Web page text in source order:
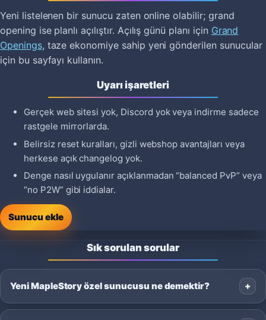
Yeni listelenen bir sunucu zaten online olabilir; grand
opening ise planlı açılıştır. Açılış günü planı için Grand
Openings, taze ekonomiye sahip yeni gönderilen sunucular
için bu sayfayı kullanın.
Uyarı işaretleri
Gerçek web sitesi yok, Discord yok veya indirme sadece
rastgele mirrorlarda.
Belirsiz reset kuralları, gizli webshop avantajları veya
herkese açık changelog yok.
Denge nasıl uygulanır açıklanmadan “balanced PvP” veya
“no P2W” gibi iddialar.
Sunucu ekle
Sık sorulan sorular
Yeni MapleStory özel sunucusu ne demektir?